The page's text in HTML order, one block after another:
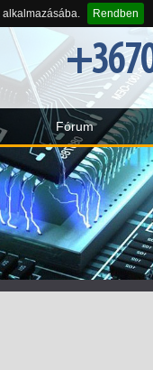
Rendben
Fórum